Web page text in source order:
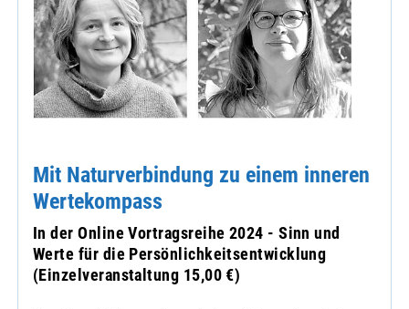
Mit Naturverbindung zu einem inneren
Wertekompass
In der Online Vortragsreihe 2024 - Sinn und
Werte für die Persönlichkeitsentwicklung
(Einzelveranstaltung 15,00 €)